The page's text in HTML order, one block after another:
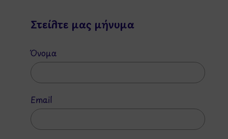
Στείλτε μας μήνυμα
Όνομα
Email